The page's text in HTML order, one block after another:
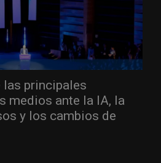
las principales
medios ante la IA, la
y los cambios de